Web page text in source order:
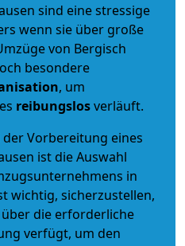
sind eine stressige
wenn sie über große
von Bergisch
besondere
, um
reibungslosverläuft.
Vorbereitung eines
ist die Auswahl
in
wichtig, sicherzustellen,
die erforderliche
verfügt, um den